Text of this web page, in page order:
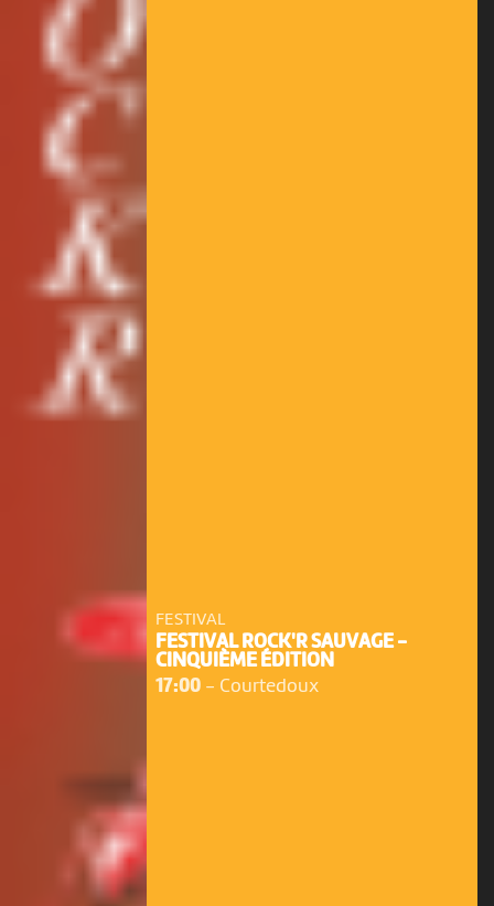
FESTIVAL
FESTIVAL ROCK'R SAUVAGE -
CINQUIÈME ÉDITION
17:00- Courtedoux